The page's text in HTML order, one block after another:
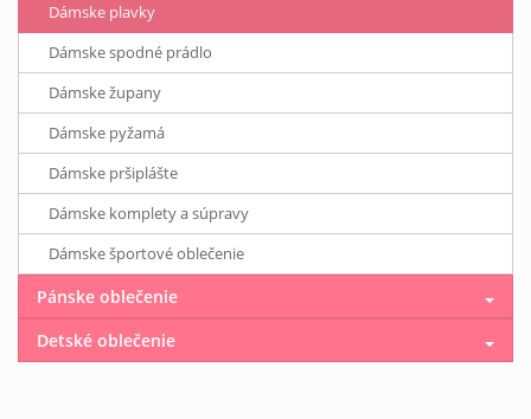
Dámske plavky
Dámske spodné prádlo
Dámske župany
Dámske pyžamá
Dámske pršiplášte
Dámske komplety a súpravy
Dámske športové oblečenie
Pánske oblečenie
Detské oblečenie